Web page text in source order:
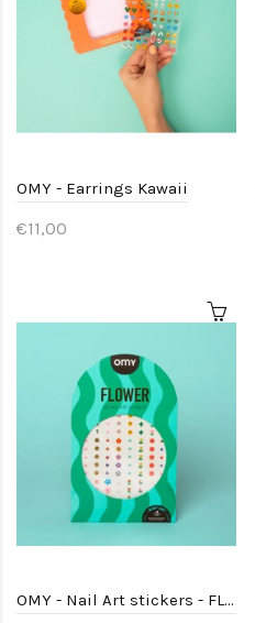
OMY - Earrings Kawaii
€11,00
OMY - Nail Art stickers - FLOWER